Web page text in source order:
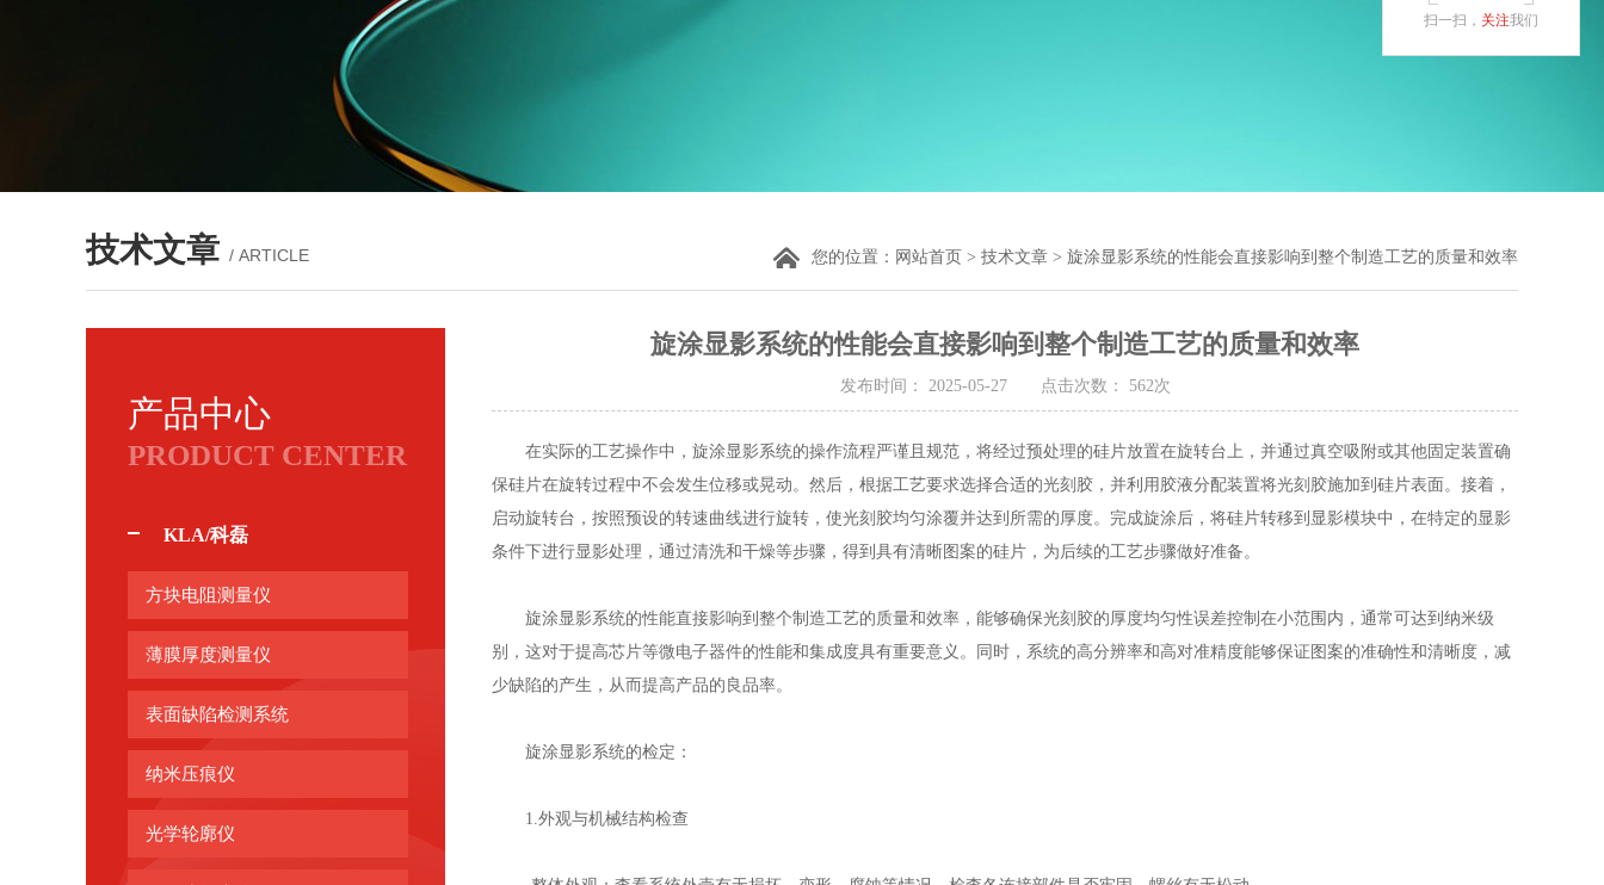
技术文章 / ARTICLE 您的位置： 网站首页 > 技术文章 > 旋涂显影系统的性能会直接影响到整个制造工艺的质量和效率
产品中心
PRODUCT CENTER
KLA/科磊
方块电阻测量仪
薄膜厚度测量仪
表面缺陷检测系统
纳米压痕仪
光学轮廓仪
旋涂显影系统的性能会直接影响到整个制造工艺的质量和效率
发布时间： 2025-05-27 点击次数： 562次
在实际的工艺操作中，旋涂显影系统的操作流程严谨且规范，将经过预处理的硅片放置在旋转台上，并通过真空吸附或其他固定装置确
保硅片在旋转过程中不会发生位移或晃动。然后，根据工艺要求选择合适的光刻胶，并利用胶液分配装置将光刻胶施加到硅片表面。接着，
启动旋转台，按照预设的转速曲线进行旋转，使光刻胶均匀涂覆并达到所需的厚度。完成旋涂后，将硅片转移到显影模块中，在特定的显影
条件下进行显影处理，通过清洗和干燥等步骤，得到具有清晰图案的硅片，为后续的工艺步骤做好准备。
旋涂显影系统的性能直接影响到整个制造工艺的质量和效率，能够确保光刻胶的厚度均匀性误差控制在小范围内，通常可达到纳米级
别，这对于提高芯片等微电子器件的性能和集成度具有重要意义。同时，系统的高分辨率和高对准精度能够保证图案的准确性和清晰度，减
少缺陷的产生，从而提高产品的良品率。
旋涂显影系统的检定：
1.外观与机械结构检查
扫一扫， 关注我们